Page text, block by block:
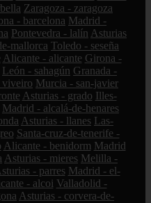
Zaragoza - zaragoza
- barcelona Madrid -
Pontevedra - lalín Asturias
mallorca Toledo - seseña
Alicante - alicante Girona -
León - sahagún Granada -
Murcia - san-javier
Asturias - grado Illes-
Madrid - alcalá-de-henares
Asturias - llanes Las-
Santa-cruz-de-tenerife -
Alicante - benidorm Madrid
Asturias - mieres Melilla -
- parres Madrid - el-
- alcoi Valladolid -
Asturias - corvera-de-